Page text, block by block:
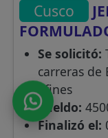
Cusco
Se solicitó:
carreras de
afines
Sueldo:
Finalizó el: